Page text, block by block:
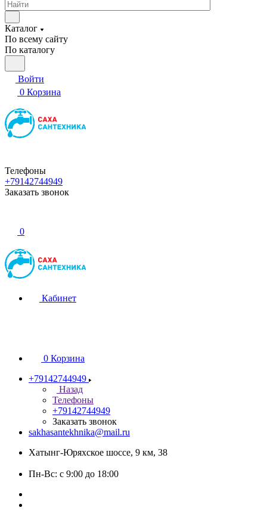
Каталог
По всему сайту
По каталогу
Войти
0 Корзина
Телефоны
+79142744949
Заказать звонок
0
Кабинет
0 Корзина
+79142744949
Назад
Телефоны
+79142744949
Заказать звонок
sakhasantekhnika@mail.ru
Хатынг-Юряхское шоссе, 9 км, 38
Пн-Вс: с 9:00 до 18:00